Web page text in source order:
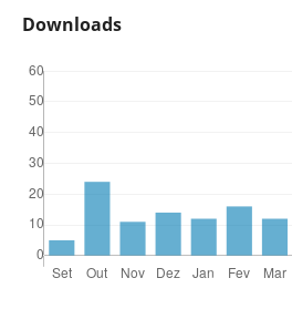
Downloads